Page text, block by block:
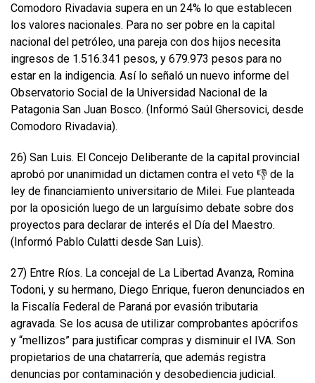
Comodoro Rivadavia supera en un 24% lo que establecen
los valores nacionales. Para no ser pobre en la capital
nacional del petróleo, una pareja con dos hijos necesita
ingresos de 1.516.341 pesos, y 679.973 pesos para no
estar en la indigencia. Así lo señaló un nuevo informe del
Observatorio Social de la Universidad Nacional de la
Patagonia San Juan Bosco. (Informó Saúl Ghersovici, desde
Comodoro Rivadavia).
26) San Luis. El Concejo Deliberante de la capital provincial
aprobó por unanimidad un dictamen contra el veto 👎 de la
ley de financiamiento universitario de Milei. Fue planteada
por la oposición luego de un larguísimo debate sobre dos
proyectos para declarar de interés el Día del Maestro.
(Informó Pablo Culatti desde San Luis).
27) Entre Ríos. La concejal de La Libertad Avanza, Romina
Todoni, y su hermano, Diego Enrique, fueron denunciados en
la Fiscalía Federal de Paraná por evasión tributaria
agravada. Se los acusa de utilizar comprobantes apócrifos
y “mellizos” para justificar compras y disminuir el IVA. Son
propietarios de una chatarrería, que además registra
denuncias por contaminación y desobediencia judicial.